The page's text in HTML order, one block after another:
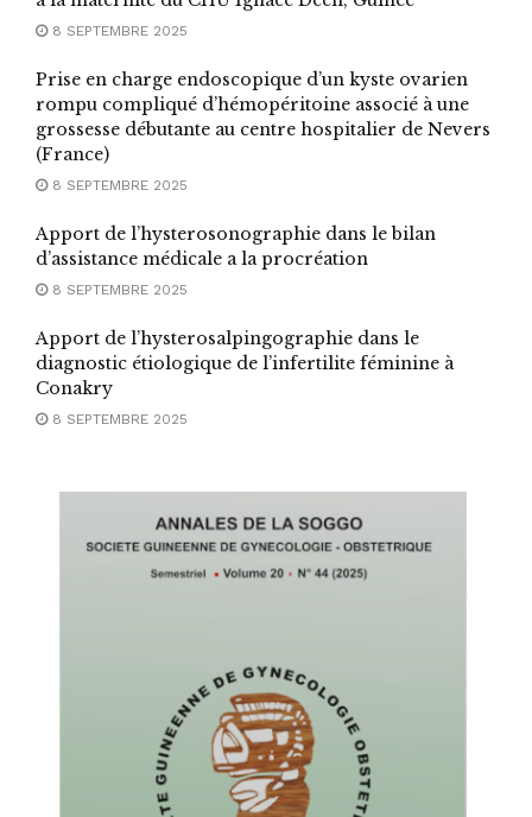
8 SEPTEMBRE 2025
Prise en charge endoscopique d’un kyste ovarien
rompu compliqué d’hémopéritoine associé à une
grossesse débutante au centre hospitalier de Nevers
(France)
8 SEPTEMBRE 2025
Apport de l’hysterosonographie dans le bilan
d’assistance médicale a la procréation
8 SEPTEMBRE 2025
Apport de l’hysterosalpingographie dans le
diagnostic étiologique de l’infertilite féminine à
Conakry
8 SEPTEMBRE 2025